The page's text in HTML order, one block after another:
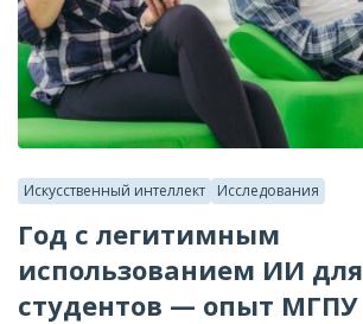
Искусственный интеллект Исследования
Год с легитимным
использованием ИИ для
студентов — опыт МГПУ